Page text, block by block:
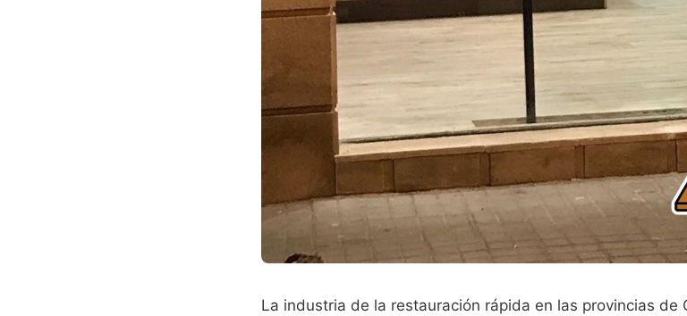
La industria de la restauración rápida en las provincias de